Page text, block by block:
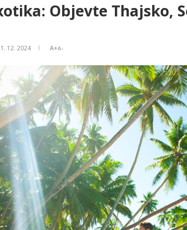
Objevte Thajsko,
12. 2024 A+A-